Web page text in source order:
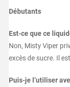
Débutants
Est-ce que ce
Non, Misty Viper
excès de sucre. Il est
Puis-je l’utiliser